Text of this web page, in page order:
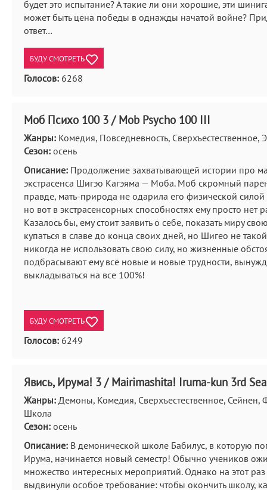
будет это испытание? А такие ли они хорошие, эти
может быть цена победы в однажды начатой войне?
ответ…
БУДУ СМОТРЕТЬ
Голосов: 6268
Моб Психо 100 3 / Mob Psycho 100 III
Жанры: Комедия, Повседневность, Сверхъестественное,
Сезон: осень
Описание: Продолжение захватывающей истории про
экстрасенса Шигэо Кагэяма — Моба. Моб скромный
правде, мать-природа не одарила его физической
но вот в экстрасенсорных способностях ему просто нет
Казалось бы, ему стоит заявить о себе, показать миру
купаться в славе до конца своих дней, но Шигео не
никогда не использовать свою силу, но жизненные
подбрасывают ему всё новые и новые трудности,
выкладываться на все 100%!
БУДУ СМОТРЕТЬ
Голосов: 6249
Явись, Ирума! 3 / Mairimashita! Iruma-kun 3rd
Жанры: Демоны, Комедия, Сверхъестественное, Сейнен,
Школа
Сезон: осень
Описание: В демонической школе Бабилус, в которую
Ирума, начинается новый семестр! Обычно учеников
множество интересных мероприятий. Однако на этот
выдвинули особое требование: чтобы окончить школу,